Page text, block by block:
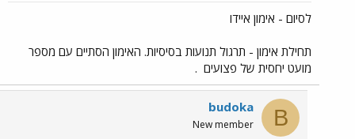
לסיום - אימון איידו
תחילת אימון - תרגול תנועות בסיסיות. האימון הסתיים עם מספר
מועט יחסית של פצועים .
B
budoka
New member